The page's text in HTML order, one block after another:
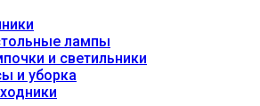
лампы
и светильники
и уборка